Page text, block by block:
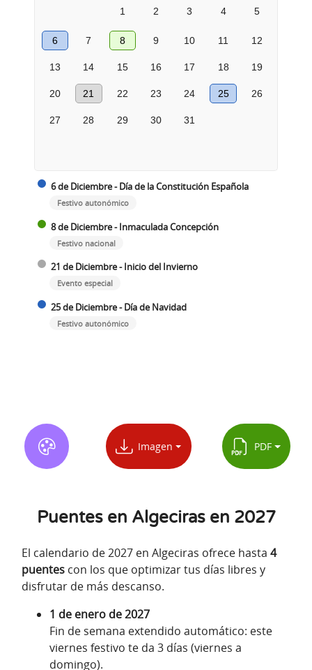
1 2 3 4 5
6 7 8 9 10 11 12
13 14 15 16 17 18 19
20 21 22 23 24 25 26
27 28 29 30 31
6 de Diciembre - Día de la Constitución Española
Festivo autonómico
8 de Diciembre - Inmaculada Concepción
Festivo nacional
21 de Diciembre - Inicio del Invierno
Evento especial
25 de Diciembre - Día de Navidad
Festivo autonómico
Imagen PDF
Puentes en Algeciras en 2027
El calendario de 2027 en Algeciras ofrece hasta 4
puentes con los que optimizar tus días libres y
disfrutar de más descanso.
1 de enero de 2027
Fin de semana extendido automático: este
viernes festivo te da 3 días (viernes a
domingo).